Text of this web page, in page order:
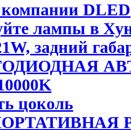
DLED
лампы в
задний
цоколь